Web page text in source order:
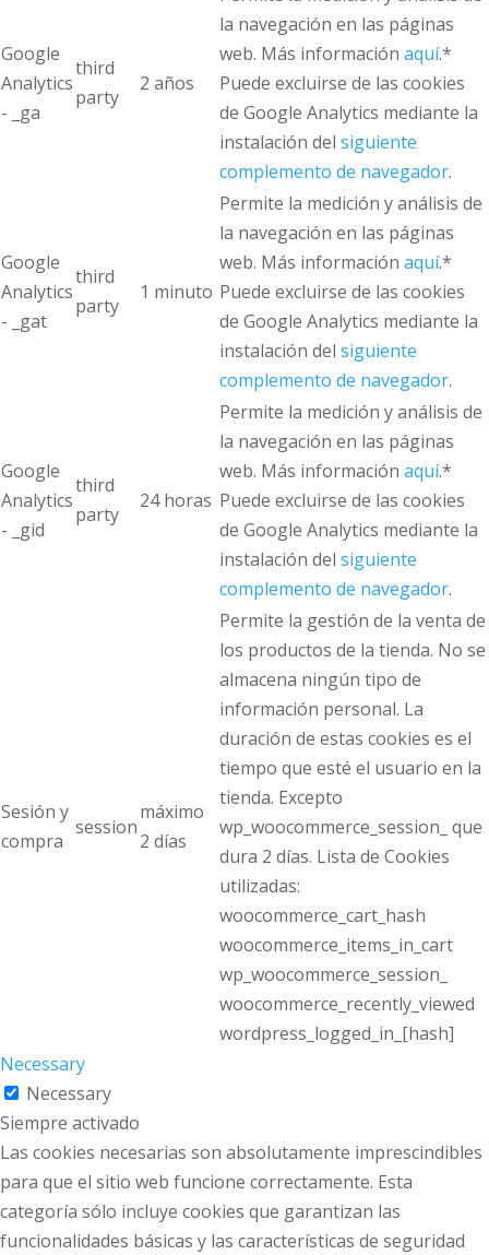
Google
Analytics
- _ga
third
party
2 años
la navegación en las páginas
web. Más información aquí.*
Puede excluirse de las cookies
de Google Analytics mediante la
instalación del siguiente
complemento de navegador.
Google
Analytics
- _gat
third
party
1 minuto
Permite la medición y análisis de
la navegación en las páginas
web. Más información aquí.*
Puede excluirse de las cookies
de Google Analytics mediante la
instalación del siguiente
complemento de navegador.
Google
Analytics
- _gid
third
party
24 horas
Permite la medición y análisis de
la navegación en las páginas
web. Más información aquí.*
Puede excluirse de las cookies
de Google Analytics mediante la
instalación del siguiente
complemento de navegador.
Sesión y
compra
session
máximo
2 días
Permite la gestión de la venta de
los productos de la tienda. No se
almacena ningún tipo de
información personal. La
duración de estas cookies es el
tiempo que esté el usuario en la
tienda. Excepto
wp_woocommerce_session_ que
dura 2 días. Lista de Cookies
utilizadas:
woocommerce_cart_hash
woocommerce_items_in_cart
wp_woocommerce_session_
woocommerce_recently_viewed
wordpress_logged_in_[hash]
Necessary
Necessary
Siempre activado
Las cookies necesarias son absolutamente imprescindibles
para que el sitio web funcione correctamente. Esta
categoría sólo incluye cookies que garantizan las
funcionalidades básicas y las características de seguridad